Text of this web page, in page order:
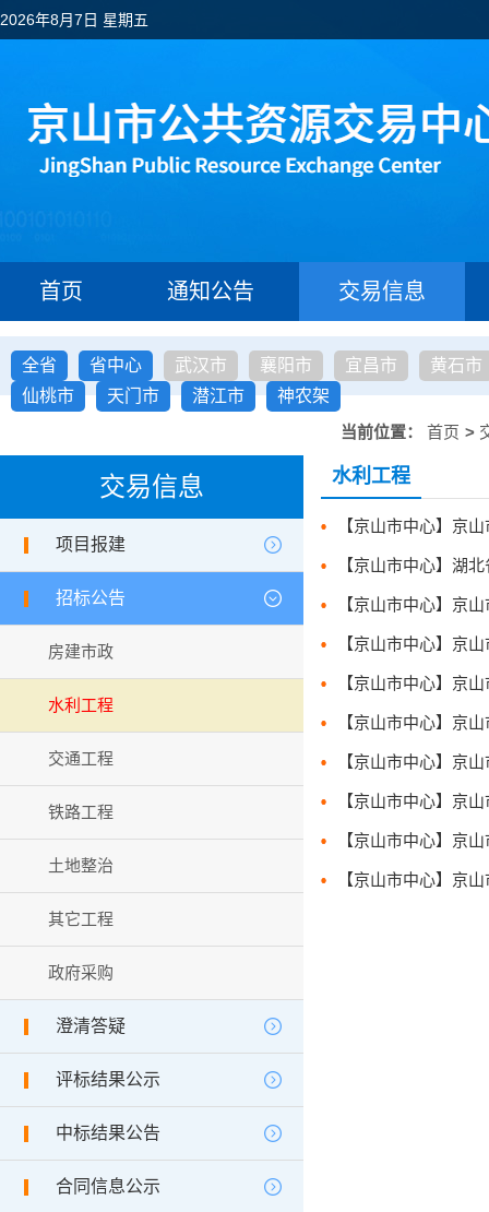
2026年8月7日 星期五
首页 通知公告 交易信息
全省 省中心 武汉市 襄阳市 宜昌市
黄石市
仙桃市
天门市 潜江市
神农架
当前位置： 首页 >
交易信息
项目报建
招标公告
房建市政
水利工程
交通工程
铁路工程
土地整治
其它工程
政府采购
澄清答疑
评标结果公示
中标结果公告
合同信息公示
水利工程
【京山市中心】京
【京山市中心】京